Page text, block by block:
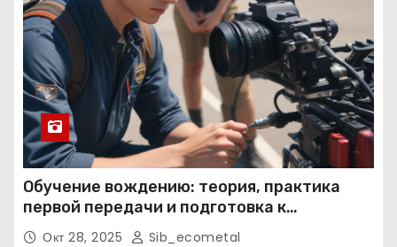
Обучение вождению: теория, практика
первой передачи и подготовка к
экзаменам
Окт 28, 2025 Sib_ecometal